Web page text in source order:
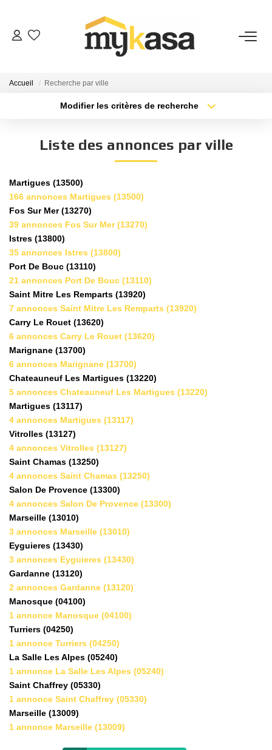
VENTES
Notre Équipe
Nous Rejoindre
Nos Actualités
Nos Témoignages
Nos Services
CONTACT
Accueil Recherche par ville
Modifier les critères de recherche
Type de bien
Surface min
Budget max
Créer une alerte
Liste des annonces par ville
Martigues (13500)
166 annonces Martigues (13500)
Fos Sur Mer (13270)
39 annonces Fos Sur Mer (13270)
Istres (13800)
35 annonces Istres (13800)
Port De Bouc (13110)
21 annonces Port De Bouc (13110)
Saint Mitre Les Remparts (13920)
7 annonces Saint Mitre Les Remparts (13920)
Carry Le Rouet (13620)
6 annonces Carry Le Rouet (13620)
Marignane (13700)
6 annonces Marignane (13700)
Chateauneuf Les Martigues (13220)
5 annonces Chateauneuf Les Martigues (13220)
Martigues (13117)
4 annonces Martigues (13117)
Vitrolles (13127)
4 annonces Vitrolles (13127)
Saint Chamas (13250)
4 annonces Saint Chamas (13250)
Salon De Provence (13300)
4 annonces Salon De Provence (13300)
Marseille (13010)
3 annonces Marseille (13010)
Eyguieres (13430)
3 annonces Eyguieres (13430)
Gardanne (13120)
2 annonces Gardanne (13120)
Manosque (04100)
1 annonce Manosque (04100)
Turriers (04250)
1 annonce Turriers (04250)
La Salle Les Alpes (05240)
1 annonce La Salle Les Alpes (05240)
Saint Chaffrey (05330)
1 annonce Saint Chaffrey (05330)
Marseille (13009)
1 annonce Marseille (13009)